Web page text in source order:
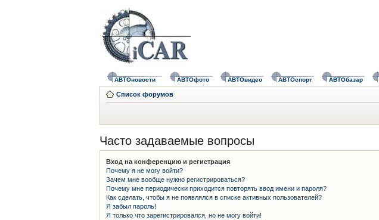
АВТОновости АВТОфото АВТОвидео АВТОспорт АВТОбазар
Список форумов
Часто задаваемые вопросы
Вход на конференцию и регистрация
Почему я не могу войти?
Зачем мне вообще нужно регистрироваться?
Почему мне периодически приходится повторять ввод имени и пароля?
Как сделать, чтобы я не появлялся в списке активных пользователей?
Я забыл пароль!
Я только что зарегистрировался, но не могу войти!